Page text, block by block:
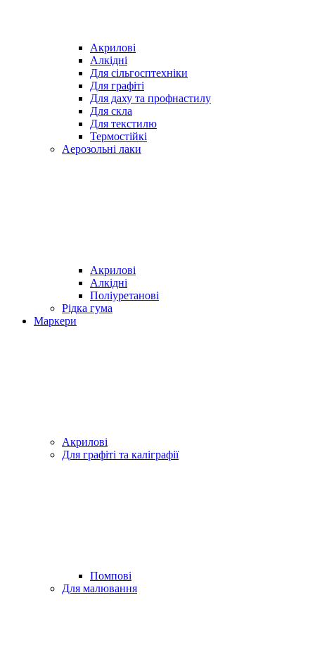
Акрилові
Алкідні
Для cільгосптехніки
Для графіті
Для даху та профнастилу
Для скла
Для текстилю
Термостійкі
Аерозольні лаки
Акрилові
Алкідні
Поліуретанові
Рідка гума
Маркери
Акрилові
Для графіті та каліграфії
Помпові
Для малювання